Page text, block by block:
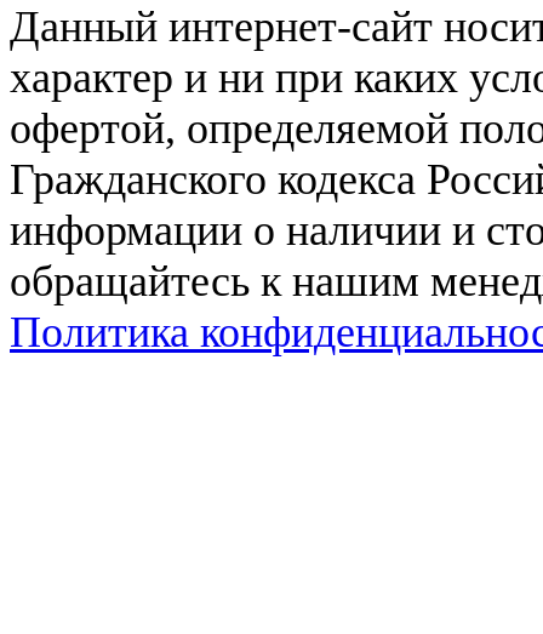
Данный интернет-сайт
характер и ни при каких
офертой, определяемой
Гражданского кодекса
информации о наличии и
обращайтесь к нашим
Политика